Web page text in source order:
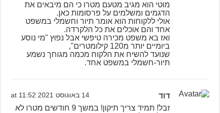
מוטי הוא מגיב מטעם מטרו כי הם מיבאים את
הדגמים ומשלמים על פרסומות כאן.
אולי ללקוחות הוא אומר תיור וחשמלי במשפט
אחד והם אוכלים את כל הלקרדה.
ואז בא משפט מכירה טיפשי אבל נפוץ "מי נוסע
ביומיים יותר מ120 קילומטרים",
שנועד להשיח את הלקוח מכמה מגוחך נשמע
תיור-חשמלי במשפט אחד.
דוד 14 באוגוסט 2021 at 11:52
זבל! תמיד צריך תיקון! במשך 9 חודשים מטרו לא